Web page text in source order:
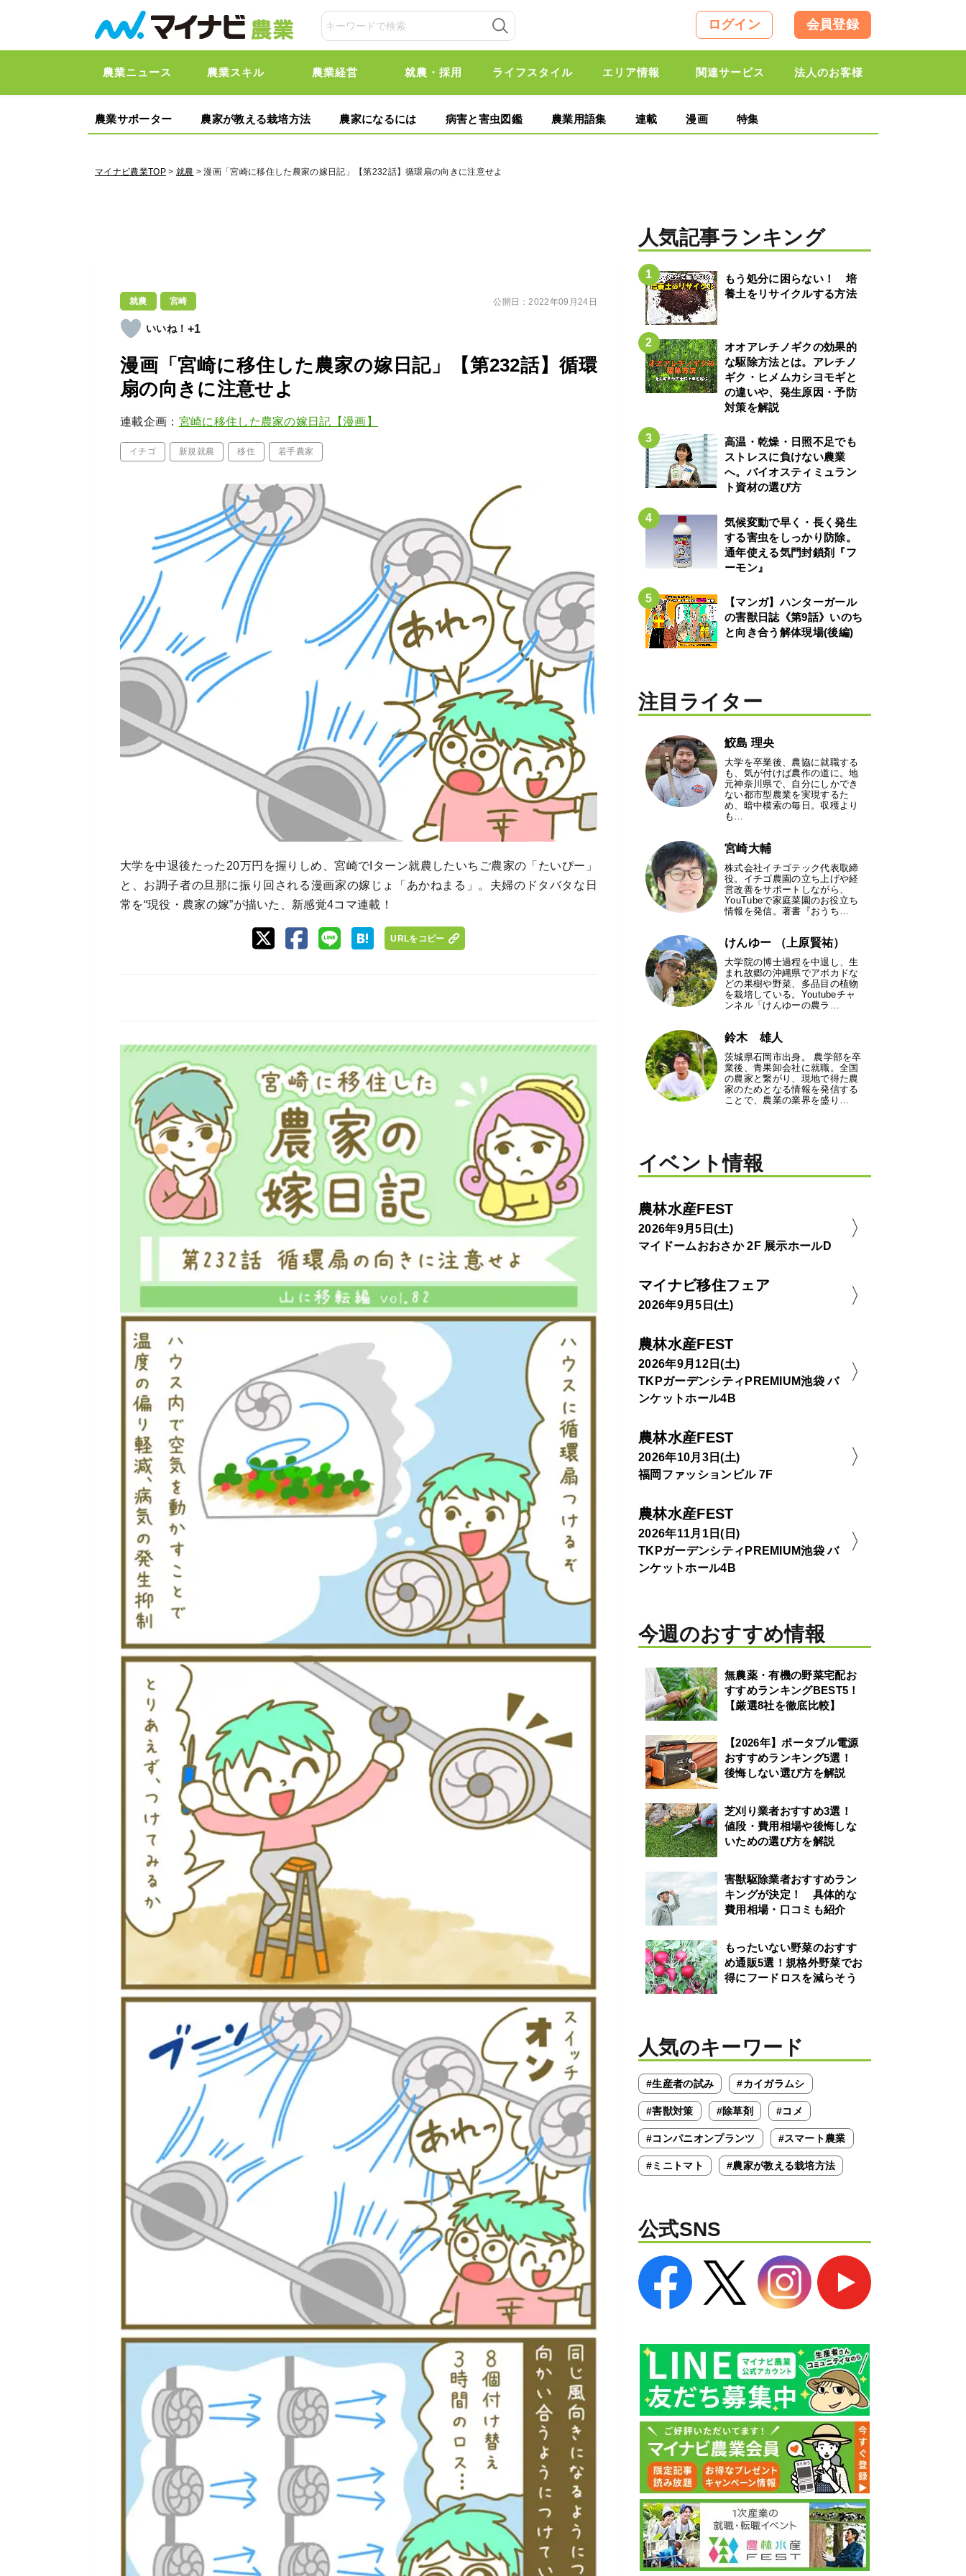
ログイン 会員登録
農業ニュース 農業スキル 農業経営 就農・採用 ライフスタイル エリア情報 関連サービス 法人のお客様
農業サポーター 農家が教える栽培方法 農家になるには 病害と害虫図鑑 農業用語集 連載 漫画 特集
マイナビ農業TOP> 就農 > 漫画「宮崎に移住した農家の嫁日記」【第232話】循環扇の向きに注意せよ
就農 宮崎
+1
漫画「宮崎に移住した農家の嫁日記」【第232話】循環
扇の向きに注意せよ
連載企画： 宮崎に移住した農家の嫁日記【漫画】
イチゴ 新規就農 移住 若手農家
公開日：2022年09月24日
大学を中退後たった20万円を握りしめ、宮崎でIターン就農したいちご農家の「たいぴー」
と、お調子者の旦那に振り回される漫画家の嫁じょ「あかねまる」。夫婦のドタバタな日
常を“現役・農家の嫁”が描いた、新感覚4コマ連載！
URLをコピー
人気記事ランキング
もう処分に困らない！ 培
養土をリサイクルする方法
オオアレチノギクの効果的
な駆除方法とは。アレチノ
ギク・ヒメムカシヨモギと
の違いや、発生原因・予防
対策を解説
高温・乾燥・日照不足でも
ストレスに負けない農業
へ。バイオスティミュラン
ト資材の選び方
気候変動で早く・長く発生
する害虫をしっかり防除。
通年使える気門封鎖剤『フ
ーモン』
【マンガ】ハンターガール
の害獣日誌《第9話》いのち
と向き合う解体現場(後編)
注目ライター
鮫島 理央
大学を卒業後、農協に就職する
も、気が付けば農作の道に。地
元神奈川県で、自分にしかでき
ない都市型農業を実現するた
め、暗中模索の毎日。収穫より
も…
宮崎大輔
株式会社イチゴテック代表取締
役。イチゴ農園の立ち上げや経
営改善をサポートしながら、
YouTubeで家庭菜園のお役立ち
情報を発信。著書『おうち…
けんゆー （上原賢祐）
大学院の博士過程を中退し、生
まれ故郷の沖縄県でアボカドな
どの果樹や野菜、多品目の植物
を栽培している。Youtubeチャ
ンネル「けんゆーの農ラ…
鈴木 雄人
茨城県石岡市出身。 農学部を卒
業後、青果卸会社に就職。全国
の農家と繋がり、現地で得た農
家のためとなる情報を発信する
ことで、農業の業界を盛り…
イベント情報
農林水産FEST
2026年9月5日(土)
マイドームおおさか 2F 展示ホールD
マイナビ移住フェア
2026年9月5日(土)
農林水産FEST
2026年9月12日(土)
TKPガーデンシティPREMIUM池袋 バ
ンケットホール4B
農林水産FEST
2026年10月3日(土)
福岡ファッションビル 7F
農林水産FEST
2026年11月1日(日)
TKPガーデンシティPREMIUM池袋 バ
ンケットホール4B
今週のおすすめ情報
無農薬・有機の野菜宅配お
すすめランキングBEST5！
【厳選8社を徹底比較】
【2026年】ポータブル電源
おすすめランキング5選！
後悔しない選び方を解説
芝刈り業者おすすめ3選！
値段・費用相場や後悔しな
いための選び方を解説
害獣駆除業者おすすめラン
キングが決定！ 具体的な
費用相場・口コミも紹介
もったいない野菜のおすす
め通販5選！規格外野菜でお
得にフードロスを減らそう
人気のキーワード
#生産者の試み #カイガラムシ
#害獣対策 #除草剤 #コメ
#コンパニオンプランツ #スマート農業
#ミニトマト #農家が教える栽培方法
公式SNS